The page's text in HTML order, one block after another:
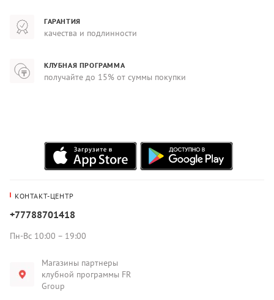
ГАРАНТИЯ
качества и подлинности
КЛУБНАЯ ПРОГРАММА
получайте до 15% от суммы покупки
КОНТАКТ-ЦЕНТР
+77788701418
Пн-Вс 10:00 – 19:00
Магазины партнеры
клубной программы FR
Group